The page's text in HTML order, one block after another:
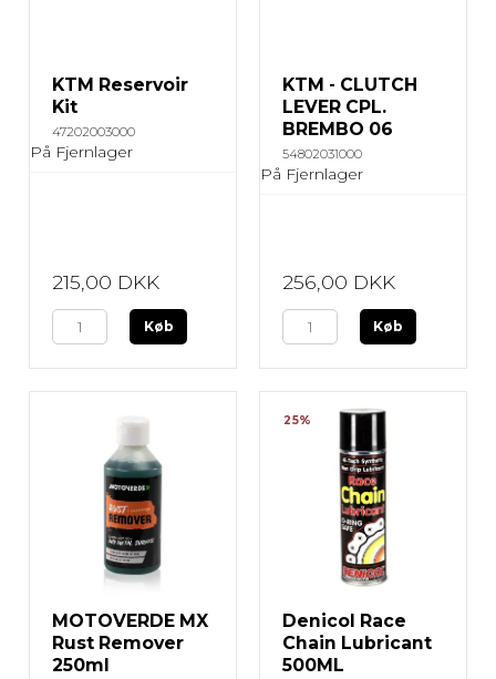
KTM Reservoir
Kit
47202003000
På Fjernlager
215,00 DKK
Køb
KTM - CLUTCH
LEVER CPL.
BREMBO 06
54802031000
På Fjernlager
256,00 DKK
Køb
MOTOVERDE MX
Rust Remover
250ml
25%
Denicol Race
Chain Lubricant
500ML